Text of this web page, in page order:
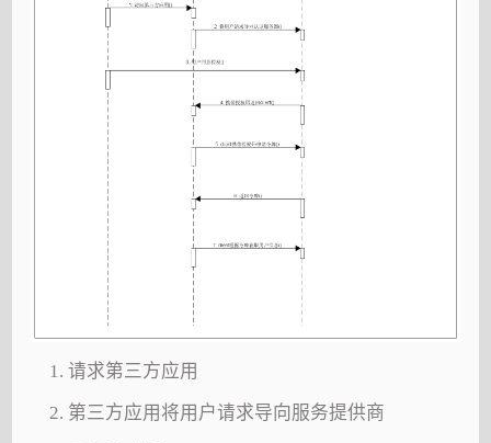
请求第三方应用
第三方应用将用户请求导向服务提供商